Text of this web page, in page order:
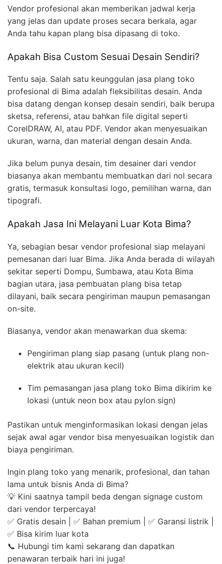
Vendor profesional akan memberikan jadwal kerja
yang jelas dan update proses secara berkala, agar
Anda tahu kapan plang bisa dipasang di toko.
Apakah Bisa Custom Sesuai Desain Sendiri?
Tentu saja. Salah satu keunggulan jasa plang toko
profesional di Bima adalah fleksibilitas desain. Anda
bisa datang dengan konsep desain sendiri, baik berupa
sketsa, referensi, atau bahkan file digital seperti
CorelDRAW, AI, atau PDF. Vendor akan menyesuaikan
ukuran, warna, dan material dengan desain Anda.
Jika belum punya desain, tim desainer dari vendor
biasanya akan membantu membuatkan dari nol secara
gratis, termasuk konsultasi logo, pemilihan warna, dan
tipografi.
Apakah Jasa Ini Melayani Luar Kota Bima?
Ya, sebagian besar vendor profesional siap melayani
pemesanan dari luar Bima. Jika Anda berada di wilayah
sekitar seperti Dompu, Sumbawa, atau Kota Bima
bagian utara, jasa pembuatan plang bisa tetap
dilayani, baik secara pengiriman maupun pemasangan
on-site.
Biasanya, vendor akan menawarkan dua skema:
Pengiriman plang siap pasang (untuk plang non-
elektrik atau ukuran kecil)
Tim pemasangan jasa plang toko Bima dikirim ke
lokasi (untuk neon box atau pylon sign)
Pastikan untuk menginformasikan lokasi dengan jelas
sejak awal agar vendor bisa menyesuaikan logistik dan
biaya pengiriman.
Ingin plang toko yang menarik, profesional, dan tahan
lama untuk bisnis Anda di Bima?
💡 Kini saatnya tampil beda dengan signage custom
dari vendor terpercaya!
✅ Gratis desain | ✅ Bahan premium | ✅ Garansi listrik |
✅ Bisa kirim luar kota
📞 Hubungi tim kami sekarang dan dapatkan
penawaran terbaik hari ini juga!